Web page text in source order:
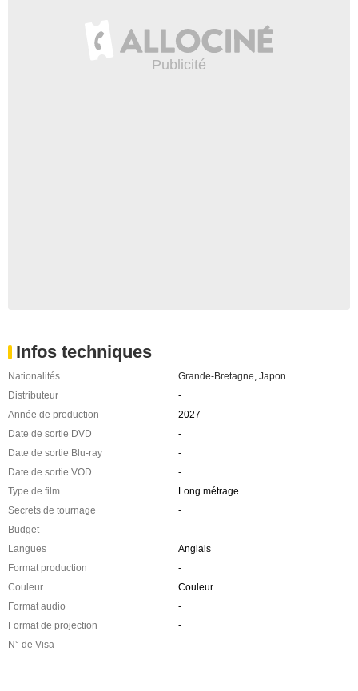
Infos techniques
Nationalités Grande-Bretagne Japon
Distributeur
-
Année de production
2027
Date de sortie DVD
-
Date de sortie Blu-ray
-
Date de sortie VOD
-
Type de film
Long métrage
Secrets de tournage
-
Budget
-
Langues
Anglais
Format production
-
Couleur
Couleur
Format audio
-
Format de projection
-
N° de Visa
-